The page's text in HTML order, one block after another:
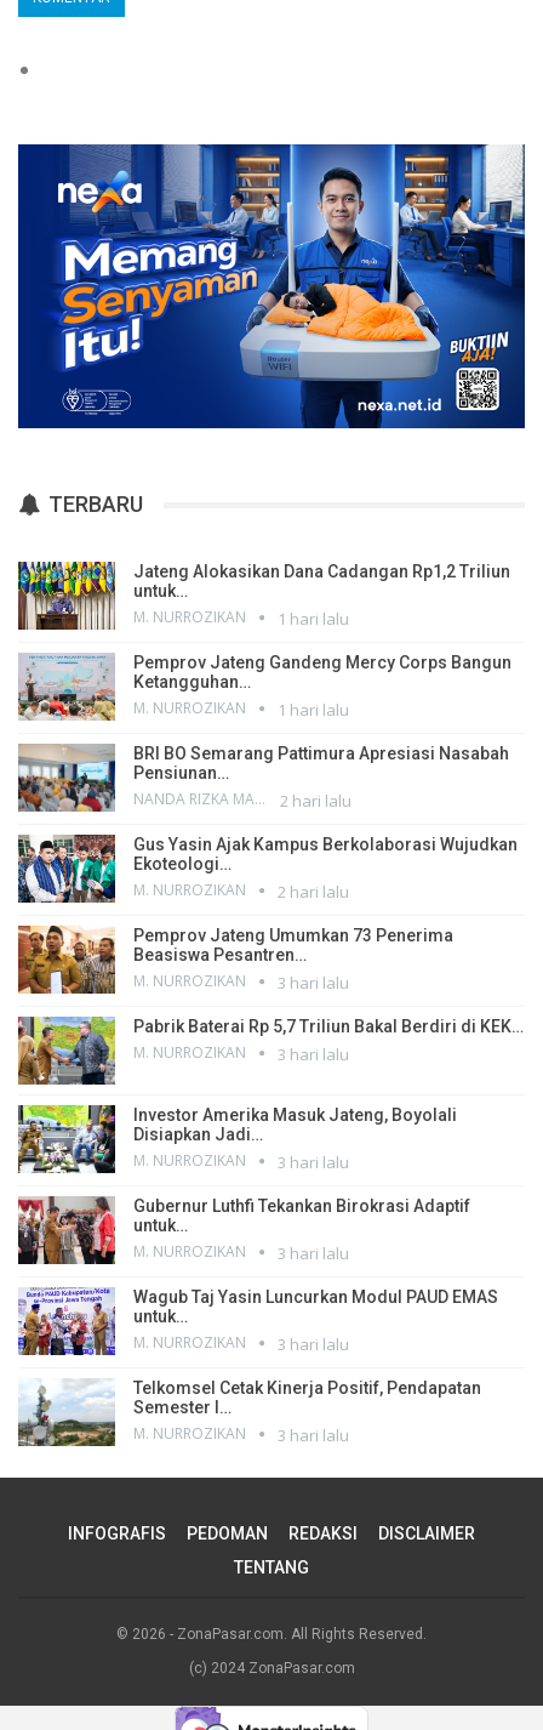
TERBARU
Jateng Alokasikan Dana Cadangan Rp1,2 Triliun
untuk…
M. NURROZIKAN 1 hari lalu
Pemprov Jateng Gandeng Mercy Corps Bangun
Ketangguhan…
M. NURROZIKAN 1 hari lalu
BRI BO Semarang Pattimura Apresiasi Nasabah
Pensiunan…
NANDA RIZKA MAHENDRA 2 hari lalu
Gus Yasin Ajak Kampus Berkolaborasi Wujudkan
Ekoteologi…
M. NURROZIKAN 2 hari lalu
Pemprov Jateng Umumkan 73 Penerima
Beasiswa Pesantren…
M. NURROZIKAN 3 hari lalu
Pabrik Baterai Rp 5,7 Triliun Bakal Berdiri di KEK…
M. NURROZIKAN 3 hari lalu
Investor Amerika Masuk Jateng, Boyolali
Disiapkan Jadi…
M. NURROZIKAN 3 hari lalu
Gubernur Luthfi Tekankan Birokrasi Adaptif
untuk…
M. NURROZIKAN 3 hari lalu
Wagub Taj Yasin Luncurkan Modul PAUD EMAS
untuk…
M. NURROZIKAN 3 hari lalu
Telkomsel Cetak Kinerja Positif, Pendapatan
Semester I…
M. NURROZIKAN 3 hari lalu
INFOGRAFIS PEDOMAN REDAKSI
DISCLAIMER
TENTANG
© 2026 - ZonaPasar.com. All Rights Reserved.
(c) 2024 ZonaPasar.com